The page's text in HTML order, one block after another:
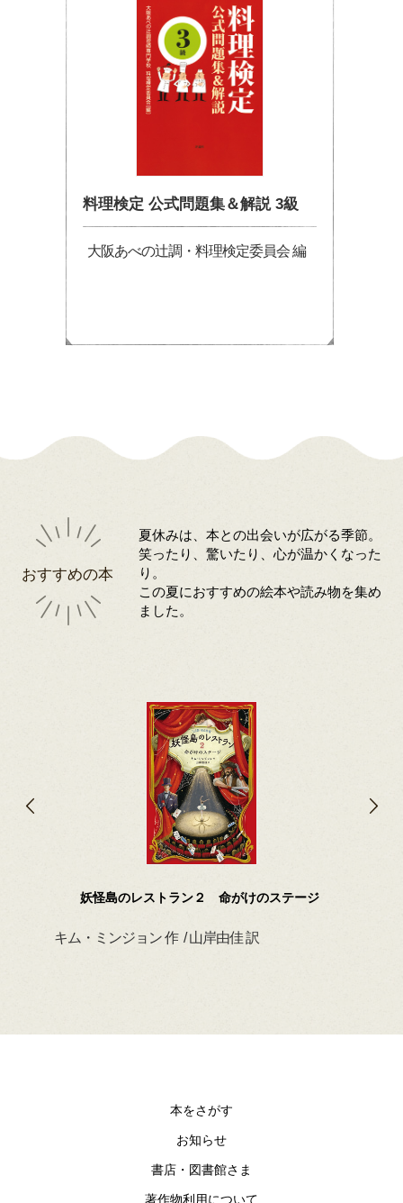
料理検定 公式問題集＆解説 3級
大阪あべの辻調・料理検定委員会 編
おすすめの本
夏休みは、本との出会いが広がる季節。
笑ったり、驚いたり、心が温かくなった
り。
この夏におすすめの絵本や読み物を集め
ました。
妖怪島のレストラン２ 命がけのステージ
キム・ミンジョン 作 / 山岸由佳 訳
本をさがす
お知らせ
書店・図書館さま
著作物利用について